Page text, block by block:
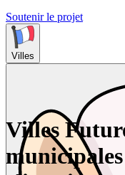
Soutenir le projet
Villes
Villes